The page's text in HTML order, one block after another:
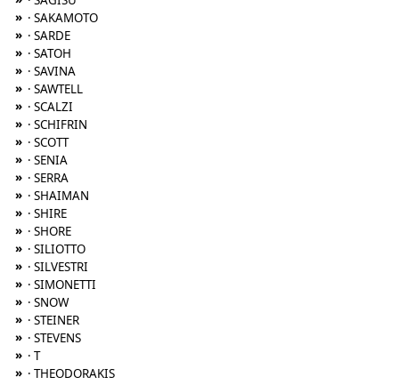
» · SAKAMOTO
» · SARDE
» · SATOH
» · SAVINA
» · SAWTELL
» · SCALZI
» · SCHIFRIN
» · SCOTT
» · SENIA
» · SERRA
» · SHAIMAN
» · SHIRE
» · SHORE
» · SILIOTTO
» · SILVESTRI
» · SIMONETTI
» · SNOW
» · STEINER
» · STEVENS
» · T
» · THEODORAKIS